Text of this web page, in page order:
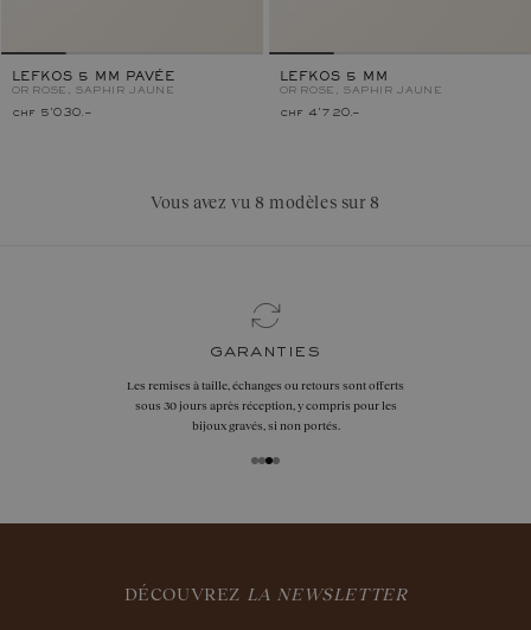
LEFKOS 5 MM PAVÉE
OR ROSE, SAPHIR JAUNE
chf 5'030.–
LEFKOS 5 MM
OR ROSE, SAPHIR JAUNE
chf 4'720.–
Vous avez vu 8 modèles sur 8
garanties
Les remises à taille, échanges ou retours sont offerts
sous 30 jours après réception, y compris pour les
bijoux gravés, si non portés.
DÉCOUVREZ LA NEWSLETTER